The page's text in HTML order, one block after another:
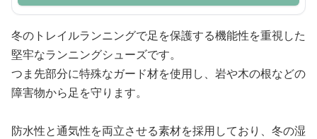
冬のトレイルランニングで足を保護する機能性を重視した
堅牢なランニングシューズです。
つま先部分に特殊なガード材を使用し、岩や木の根などの
障害物から足を守ります。
防水性と通気性を両立させる素材を採用しており、冬の湿